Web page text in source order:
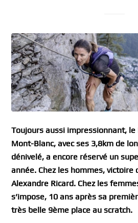
Toujours aussi impressionnant,
Mont-Blanc, avec ses 3,8km de
dénivelé, a encore réservé un
année. Chez les hommes, victoire
Alexandre Ricard. Chez les
s’impose, 10 ans après sa
très belle 9ème place au scratch.